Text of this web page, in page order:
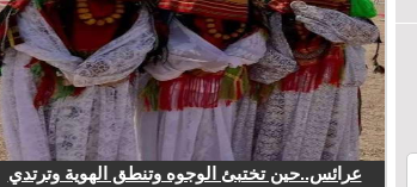
عرائس..حين تختبئ الوجوه وتنطق الهوية وترتدي